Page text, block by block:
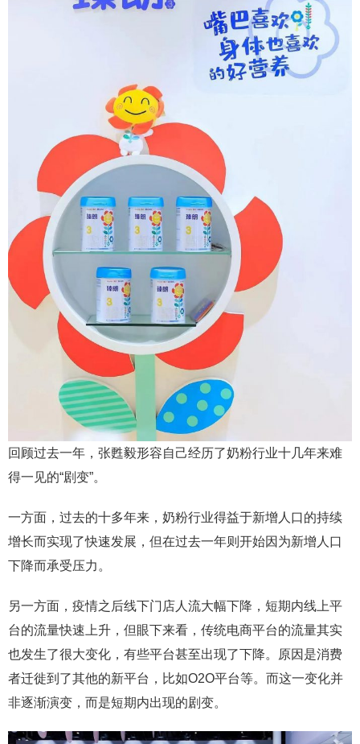
回顾过去一年，张甦毅形容自己经历了奶粉行业十几年来难
得一见的“剧变”。
一方面，过去的十多年来，奶粉行业得益于新增人口的持续
增长而实现了快速发展，但在过去一年则开始因为新增人口
下降而承受压力。
另一方面，疫情之后线下门店人流大幅下降，短期内线上平
台的流量快速上升，但眼下来看，传统电商平台的流量其实
也发生了很大变化，有些平台甚至出现了下降。原因是消费
者迁徙到了其他的新平台，比如O2O平台等。而这一变化并
非逐渐演变，而是短期内出现的剧变。